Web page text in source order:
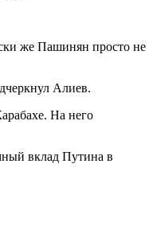
же Пашинян просто не
Алиев.
На него
вклад Путина в